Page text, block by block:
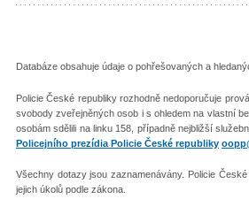
Databáze obsahuje údaje o pohřešovaných a
Policie České republiky rozhodně nedoporučuje
svobody zveřejněných osob i s ohledem na vlastní
osobám sdělili na linku 158, případně nejbližší
Policejního prezídia Policie České republiky
Všechny dotazy jsou zaznamenávány. Policie
jejich úkolů podle zákona.